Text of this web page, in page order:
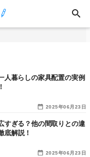
2025年06月23日
人暮らしの家具配置の実例
2025年06月23日
すぎる？他の間取りとの違
底解説！